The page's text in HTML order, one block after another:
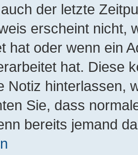
der letzte
erscheint nicht,
hat oder wenn ein
hat. Diese
Notiz hinterlassen,
Sie, dass
bereits jemand